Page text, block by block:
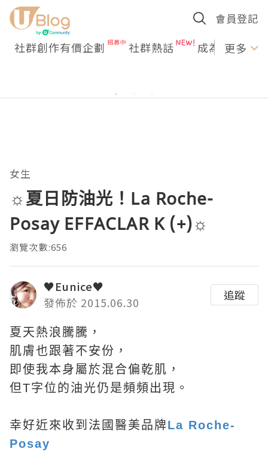
會員登記
社群創作有價企劃 社群熱話 成為U更多
女生
☼夏日防油光！La Roche-
Posay EFFACLAR K (+)☼
瀏覽次數:656
♥Eunice♥
發佈於 2015.06.30
追蹤
夏天熱浪騰騰，
肌膚也跟著不安份，
即使我本身屬於混合偏乾肌，
但T字位的油光仍是頻頻出現。
幸好近來收到法國醫美品牌La Roche-
Posay